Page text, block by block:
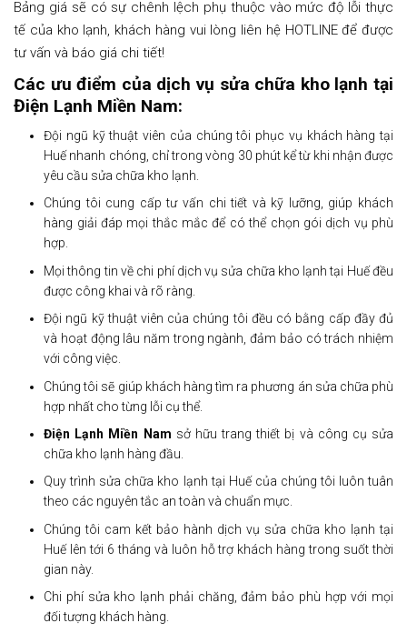
Bảng giá sẽ có sự chênh lệch phụ thuộc vào mức độ lỗi thực
tế của kho lạnh, khách hàng vui lòng liên hệ HOTLINE để được
tư vấn và báo giá chi tiết!
Các ưu điểm của dịch vụ sửa chữa kho lạnh tại
Điện Lạnh Miền Nam:
Đội ngũ kỹ thuật viên của chúng tôi phục vụ khách hàng tại
Huế nhanh chóng, chỉ trong vòng 30 phút kể từ khi nhận được
yêu cầu sửa chữa kho lạnh.
Chúng tôi cung cấp tư vấn chi tiết và kỹ lưỡng, giúp khách
hàng giải đáp mọi thắc mắc để có thể chọn gói dịch vụ phù
hợp.
Mọi thông tin về chi phí dịch vụ sửa chữa kho lạnh tại Huế đều
được công khai và rõ ràng.
Đội ngũ kỹ thuật viên của chúng tôi đều có bằng cấp đầy đủ
và hoạt động lâu năm trong ngành, đảm bảo có trách nhiệm
với công việc.
Chúng tôi sẽ giúp khách hàng tìm ra phương án sửa chữa phù
hợp nhất cho từng lỗi cụ thể.
Điện Lạnh Miền Nam sở hữu trang thiết bị và công cụ sửa
chữa kho lạnh hàng đầu.
Quy trình sửa chữa kho lạnh tại Huế của chúng tôi luôn tuân
theo các nguyên tắc an toàn và chuẩn mực.
Chúng tôi cam kết bảo hành dịch vụ sửa chữa kho lạnh tại
Huế lên tới 6 tháng và luôn hỗ trợ khách hàng trong suốt thời
gian này.
Chi phí sửa kho lạnh phải chăng, đảm bảo phù hợp với mọi
đối tượng khách hàng.